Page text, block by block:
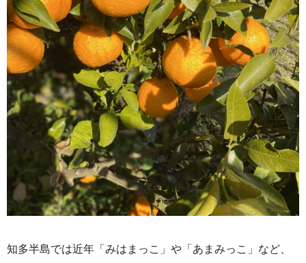
知多半島では近年「みはまっこ」や「あまみっこ」など、